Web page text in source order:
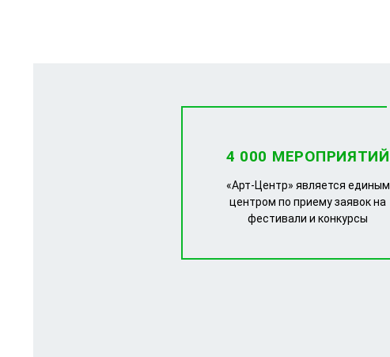
4 000 МЕРОПРИЯТИЙ
«Арт-Центр» является единым
центром по приему заявок на
фестивали и конкурсы